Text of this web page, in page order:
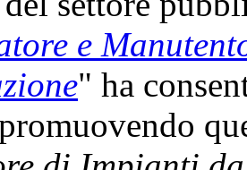
e
" ha